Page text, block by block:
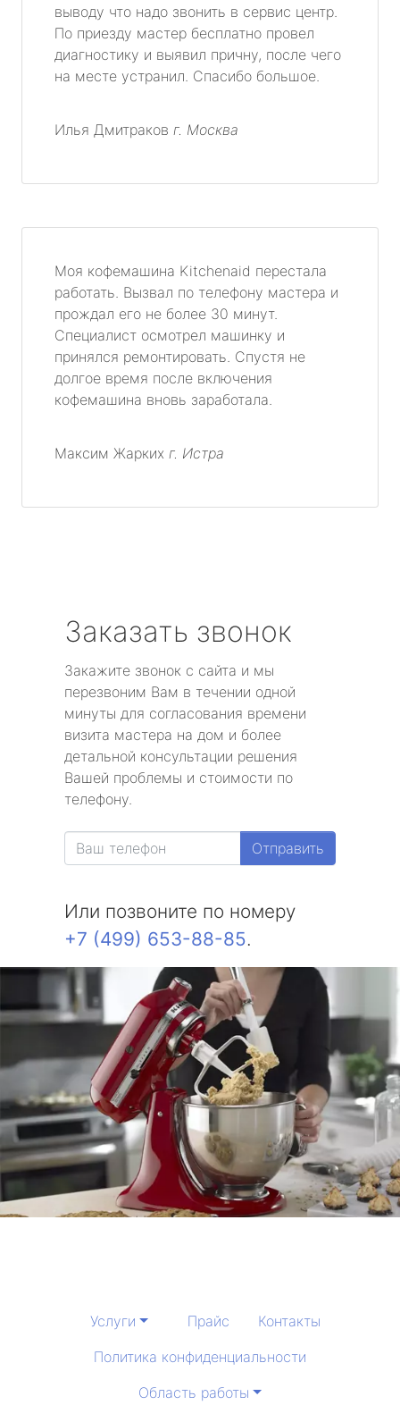
выводу что надо звонить в сервис центр.
По приезду мастер бесплатно провел
диагностику и выявил причну, после чего
на месте устранил. Спасибо большое.
Илья Дмитраков г. Москва
Моя кофемашина Kitchenaid перестала
работать. Вызвал по телефону мастера и
прождал его не более 30 минут.
Специалист осмотрел машинку и
принялся ремонтировать. Спустя не
долгое время после включения
кофемашина вновь заработала.
Максим Жарких г. Истра
Заказать звонок
Закажите звонок с сайта и мы
перезвоним Вам в течении одной
минуты для согласования времени
визита мастера на дом и более
детальной консультации решения
Вашей проблемы и стоимости по
телефону.
Отправить
Или позвоните по номеру
+7 (499) 653-88-85.
Услуги Прайс
Контакты
Политика конфиденциальности
Область работы